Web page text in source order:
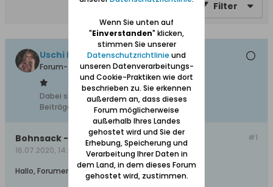
Filter
Uschi Danziger
Forum-Teilnehmer
Dabei seit:
28.10.2018
Beiträge:
#1
Bohnsack - Datkomat in der Kirche
16.07.2020, 14:00
Hallo, Forumer,
Wenn Sie unten auf
"Einverstanden" klicken,
stimmen Sie unserer
Datenschutzrichtlinie und
unseren Datenverarbeitungs-
und Cookie-Praktiken wie dort
beschrieben zu. Sie erkennen
außerdem an, dass dieses
Forum möglicherweise
außerhalb Ihres Landes
gehostet wird und Sie der
Erhebung, Speicherung und
Verarbeitung Ihrer Daten in
dem Land, in dem dieses Forum
gehostet wird, zustimmen.